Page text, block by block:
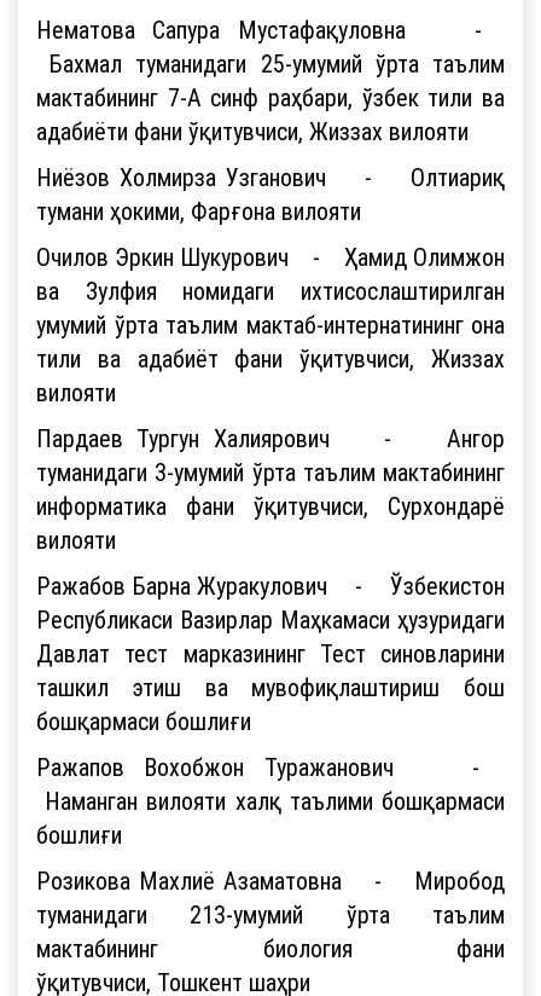
Нематова Сапура Мустафақуловна -
Бахмал туманидаги 25-умумий ўрта таълим
мактабининг 7-А синф раҳбари, ўзбек тили ва
адабиёти фани ўқитувчиси, Жиззах вилояти
Ниёзов Холмирза Узганович - Олтиариқ
тумани ҳокими, Фарғона вилояти
Очилов Эркин Шукурович - Ҳамид Олимжон
ва Зулфия номидаги ихтисослаштирилган
умумий ўрта таълим мактаб-интернатининг она
тили ва адабиёт фани ўқитувчиси, Жиззах
вилояти
Пардаев Тургун Халиярович - Ангор
туманидаги 3-умумий ўрта таълим мактабининг
информатика фани ўқитувчиси, Сурхондарё
вилояти
Ражабов Барна Журакулович - Ўзбекистон
Республикаси Вазирлар Маҳкамаси ҳузуридаги
Давлат тест марказининг Тест синовларини
ташкил этиш ва мувофиқлаштириш бош
бошқармаси бошлиғи
Ражапов Вохобжон Туражанович -
Наманган вилояти халқ таълими бошқармаси
бошлиғи
Розикова Махлиё Азаматовна - Миробод
туманидаги 213-умумий ўрта таълим
мактабининг биология фани
ўқитувчиси, Тошкент шаҳри